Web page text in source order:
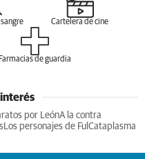
Cartelera de cine
Farmacias de guardia
interés
por LeónA la contra
Los personajes de Ful Cataplasma